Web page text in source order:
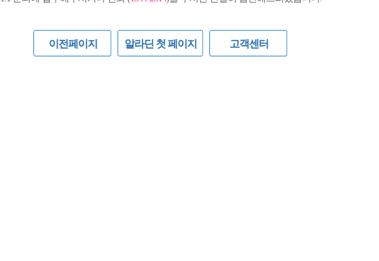
이전페이지 알라딘 첫 페이지 고객센터